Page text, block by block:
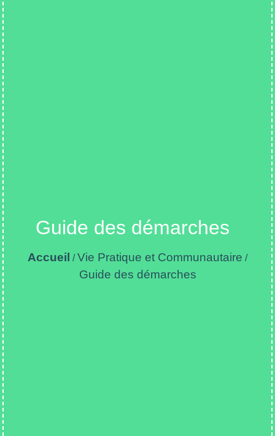
Guide des démarches
Accueil /Vie Pratique et Communautaire /
Guide des démarches